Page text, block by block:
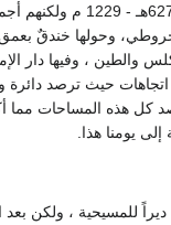
626هـ - 1228م بينما حدد محمد كرد
المخروطي، وحولها
، وفيها دار
يومنا هذا.
سلمية بمسافة 3 كم فوق قمة جرداء